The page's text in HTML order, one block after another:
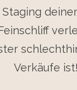
Verkäufe ist!